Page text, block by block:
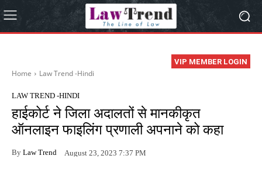
VIP MEMBER LOGIN
Home Law Trend -Hindi
LAW TREND -HINDI
हाईकोर्ट ने जिला अदालतों से मानकीकृत
ऑनलाइन फाइलिंग प्रणाली अपनाने को कहा
By Law Trend August 23, 2023 7:37 PM